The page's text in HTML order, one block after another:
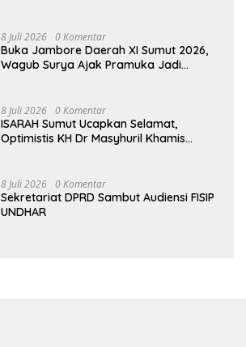
8 Juli 2026 0 Komentar
Buka Jambore Daerah XI Sumut 2026,
Wagub Surya Ajak Pramuka Jadi
8 Juli 2026 0 Komentar
ISARAH Sumut Ucapkan Selamat,
Optimistis KH Dr Masyhuril Khamis
8 Juli 2026 0 Komentar
Sekretariat DPRD Sambut Audiensi FISIP
UNDHAR